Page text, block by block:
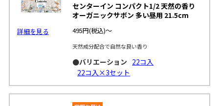
詳細を見る
センターイン コンパクト1/2 天然の香り
オーガニックサボン 多い昼用 21.5cm
495円(税込)～
天然成分配合で自然な良い香り
●バリエーション 22コ入
22コ入×3セット